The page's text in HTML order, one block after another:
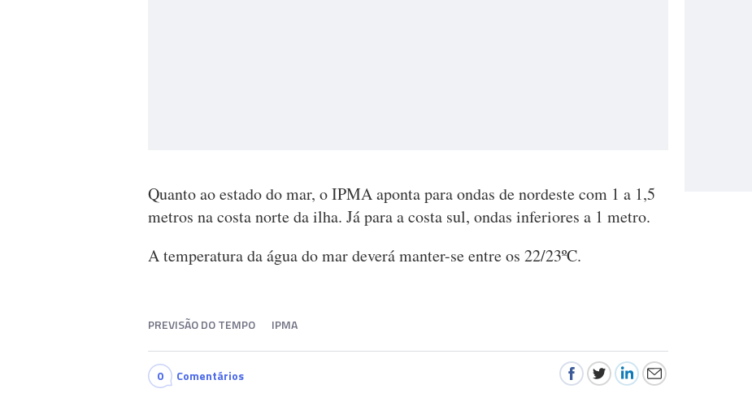
Quanto ao estado do mar, o IPMA aponta para ondas de nordeste com 1 a 1,5
metros na costa norte da ilha. Já para a costa sul, ondas inferiores a 1 metro.
A temperatura da água do mar deverá manter-se entre os 22/23ºC.
PREVISÃO DO TEMPO IPMA
0 Comentários